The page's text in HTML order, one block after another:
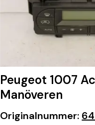
Peugeot 1007
Manöveren
Originalnummer: